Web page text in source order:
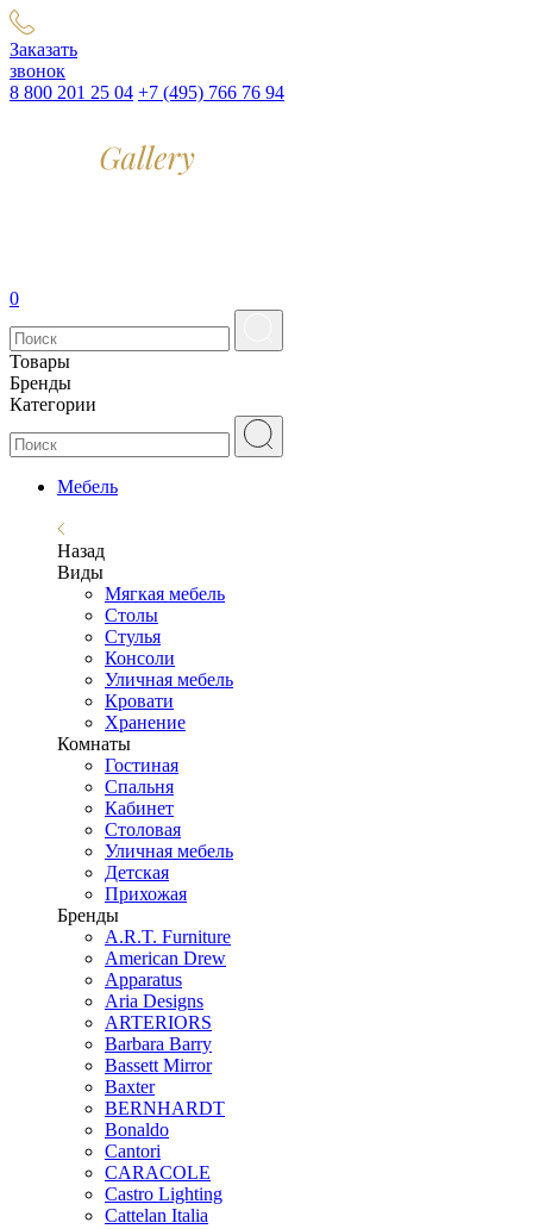
Заказать
звонок
8 800 201 25 04 +7 (495) 766 76 94
0
Товары
Бренды
Категории
Мебель
Назад
Виды
Мягкая мебель
Столы
Стулья
Консоли
Уличная мебель
Кровати
Хранение
Комнаты
Гостиная
Спальня
Кабинет
Столовая
Уличная мебель
Детская
Прихожая
Бренды
A.R.T. Furniture
American Drew
Apparatus
Aria Designs
ARTERIORS
Barbara Barry
Bassett Mirror
Baxter
BERNHARDT
Bonaldo
Cantori
CARACOLE
Castro Lighting
Cattelan Italia